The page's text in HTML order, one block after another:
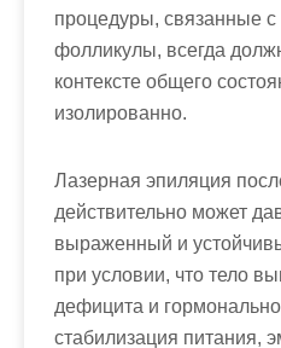
процедуры, связанные с
фолликулы, всегда
контексте общего
изолированно.
Лазерная эпиляция
действительно может
выраженный и
при условии, что тело
дефицита и
стабилизация питания,